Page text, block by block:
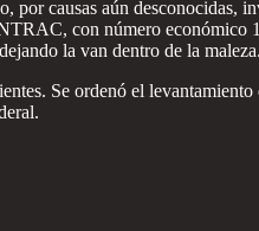
por causas aún desconocidas,
con número económico
la van dentro de la maleza.
Se ordenó el